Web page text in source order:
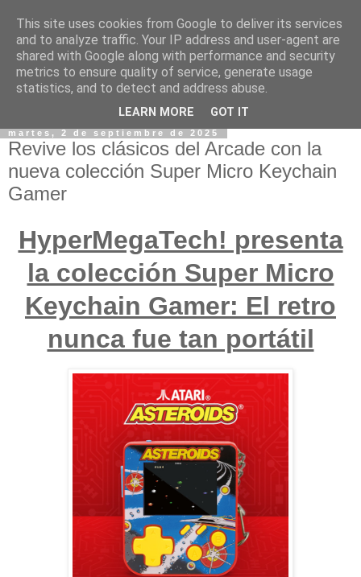
martes, 2 de septiembre de 2025
Revive los clásicos del Arcade con la
nueva colección Super Micro Keychain
Gamer
HyperMegaTech! presenta
la colección Super Micro
Keychain Gamer: El retro
nunca fue tan portátil
This site uses cookies from Google to deliver its services
and to analyze traffic. Your IP address and user-agent are
shared with Google along with performance and security
metrics to ensure quality of service, generate usage
statistics, and to detect and address abuse.
LEARN MORE GOT IT